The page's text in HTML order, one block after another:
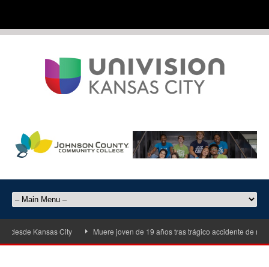
Kansas City Muere joven de 19 años tras trágico accidente de